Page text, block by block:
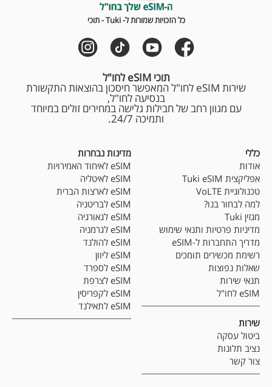
כל הזכויות שמורות ל- Tuki - תוכי
תוכי eSIM לחו"ל
שירות eSIM לחו"ל המאפשר חיסכון בהוצאות התקשורת
בנסיעה לחו"ל,
עם מגוון רחב של חבילות גלישה במחירים זולים במיוחד
ותמיכה 24/7.
כללי
אודות
אפליקצית Tuki eSIM
טכנולוגיית VoLTE
למה לבחור בנו?
מגזין Tuki
מדיניות פרטיות ותנאי שימוש
מדריך התחברות ל-eSIM
רשימת מכשירים תומכים
שאלות נפוצות
תנאי שירות
eSIM לחו"ל
שירות
ביטול עסקה
נציב תלונות
צור קשר
מדינות נבחרות
eSIM לאיחוד האמירויות
eSIM לאיטליה
eSIM לארצות הברית
eSIM לבריטניה
eSIM לגאורגיה
eSIM לגרמניה
eSIM להולנד
eSIM ליוון
eSIM לספרד
eSIM לצרפת
eSIM לקפריסין
eSIM לתאילנד